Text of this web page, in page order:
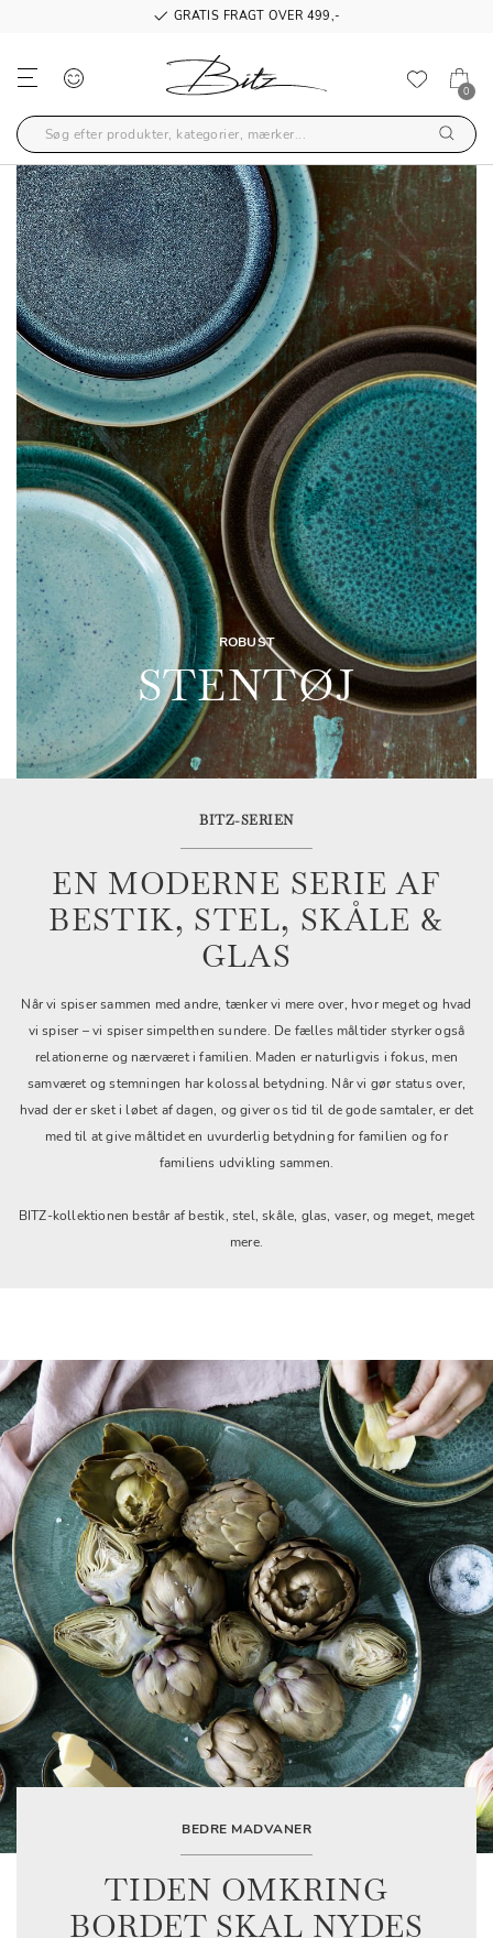
GRATIS FRAGT OVER 499,-
0
ROBUST
STENTØJ
BITZ-SERIEN
EN MODERNE SERIE AF
BESTIK, STEL, SKÅLE &
GLAS
Når vi spiser sammen med andre, tænker vi mere over, hvor meget og hvad
vi spiser – vi spiser simpelthen sundere. De fælles måltider styrker også
relationerne og nærværet i familien. Maden er naturligvis i fokus, men
samværet og stemningen har kolossal betydning. Når vi gør status over,
hvad der er sket i løbet af dagen, og giver os tid til de gode samtaler, er det
med til at give måltidet en uvurderlig betydning for familien og for
familiens udvikling sammen.
BITZ-kollektionen består af bestik, stel, skåle, glas, vaser, og meget, meget
mere.
BEDRE MADVANER
TIDEN OMKRING
BORDET SKAL NYDES